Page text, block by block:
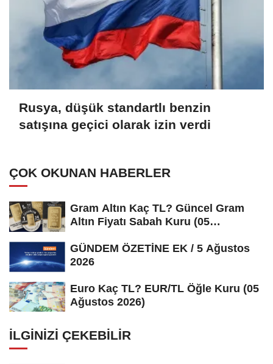
Rusya, düşük standartlı benzin
satışına geçici olarak izin verdi
ÇOK OKUNAN HABERLER
Gram Altın Kaç TL? Güncel Gram
Altın Fiyatı Sabah Kuru (05
GÜNDEM ÖZETİNE EK / 5 Ağustos
2026
Euro Kaç TL? EUR/TL Öğle Kuru (05
Ağustos 2026)
İLGINIZI ÇEKEBILIR